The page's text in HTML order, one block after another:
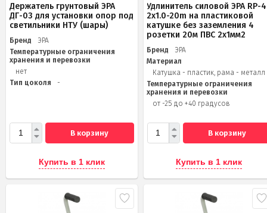
Держатель грунтовый ЭРА
ДГ-03 для установки опор под
светильники НТУ (шары)
Бренд
ЭРА
Температурные ограничения
хранения и перевозки
нет
Тип цоколя
-
В корзину
Купить в 1 клик
Удлинитель силовой ЭРА RP-
2x1.0-20m на пластиковой
катушке без заземления 4
розетки 20м ПВС 2х1мм2
Бренд
ЭРА
Материал
Катушка - пластик, рама - металл
Температурные ограничения
хранения и перевозки
от -25 до +40 градусов
В корзину
Купить в 1 клик